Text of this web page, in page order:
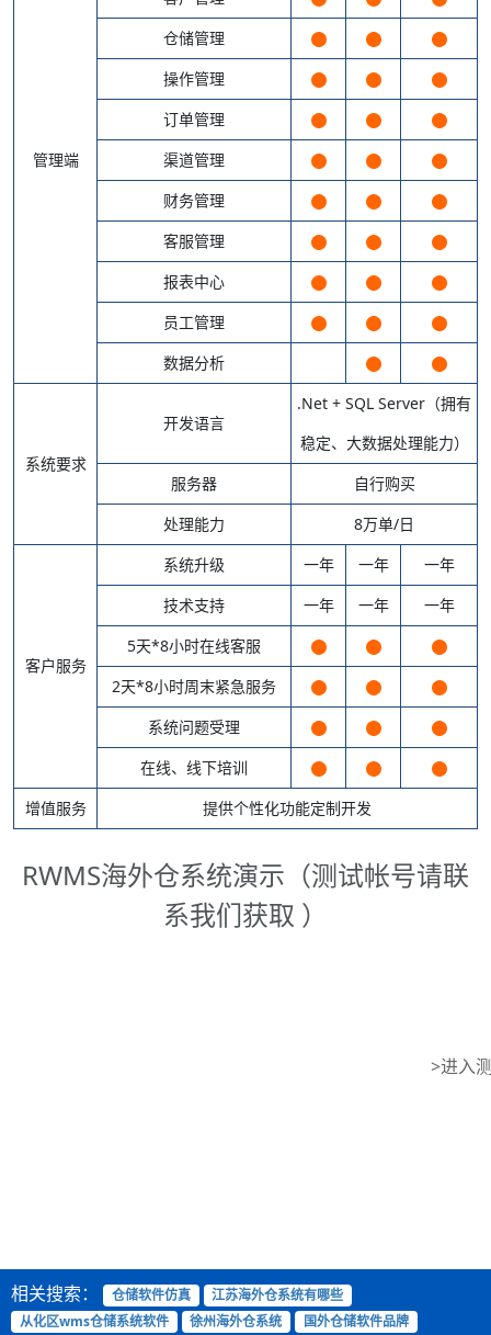
管理端
仓储管理
操作管理
订单管理
渠道管理
财务管理
客服管理
报表中心
员工管理
数据分析
系统要求
开发语言
.Net + SQL Server（拥有
稳定、大数据处理能力）
服务器
自行购买
处理能力
8万单/日
客户服务
系统升级 一年 一年
一年
技术支持
一年 一年
一年
5天*8小时在线客服
2天*8小时周末紧急服务
系统问题受理
在线、线下培训
增值服务
提供个性化功能定制开发
RWMS海外仓系统演示（测试帐号请联
系我们获取 ）
>进入
相关搜索： 仓储软件仿真
江苏海外仓系统有哪些
从化区wms仓储系统软件
徐州海外仓系统
国外仓储软件品牌